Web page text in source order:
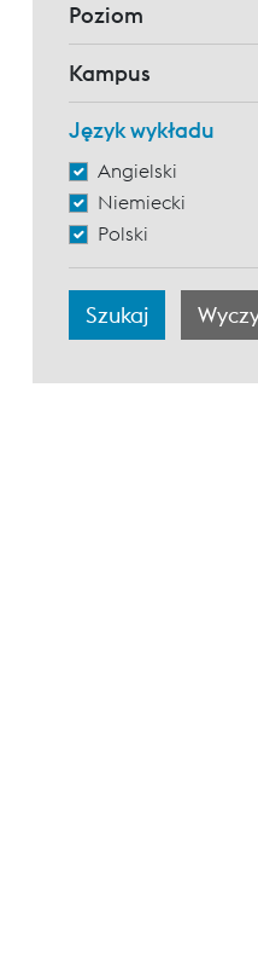
Poziom
Kampus
Język wykładu
Angielski
Niemiecki
Polski